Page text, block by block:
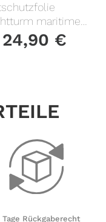
maritime
Fensterdeko
24,90 €
Tage Rückgaberecht